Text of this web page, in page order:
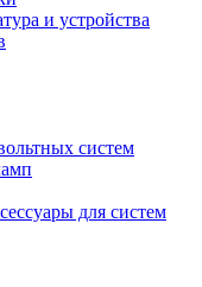
и устройства
систем
для систем